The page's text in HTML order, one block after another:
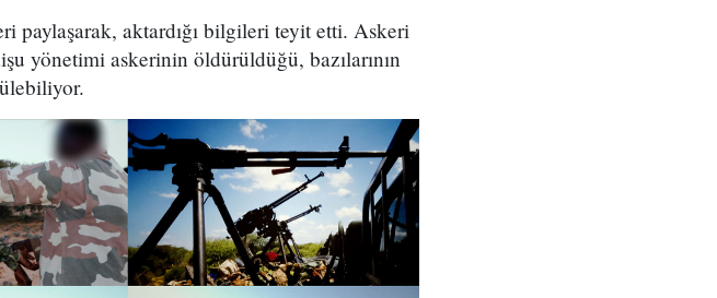
paylaşarak, aktardığı bilgileri teyit etti. Askeri
yönetimi askerinin öldürüldüğü, bazılarının